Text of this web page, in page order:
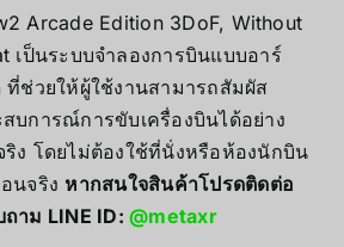
Arcade Edition 3DoF, Without
เป็นระบบจำลองการบินแบบอาร์
ที่ช่วยให้ผู้ใช้งานสามารถสัมผัส
บการณ์การขับเครื่องบินได้อย่าง
ริง โดยไม่ต้องใช้ที่นั่งหรือห้องนักบิน
นจริง หากสนใจสินค้าโปรดติดต่อ
ถาม LINE ID:@metaxr